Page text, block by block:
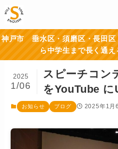
神戸市 垂水区・須磨区
ら中学生まで長く通
スピーチコン
をYouTube に
2025
1/06
お知らせ ブログ 2025年1月